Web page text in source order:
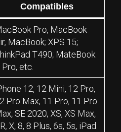
Compatibles
Pro, MacBook
MacBook; XPS 15;
T490; MateBook
Pro, etc.
12, 12 Mini, 12 Pro,
Pro Max, 11 Pro, 11 Pro
SE 2020, XS, XS Max,
X, 8, 8 Plus, 6s, 5s, iPad